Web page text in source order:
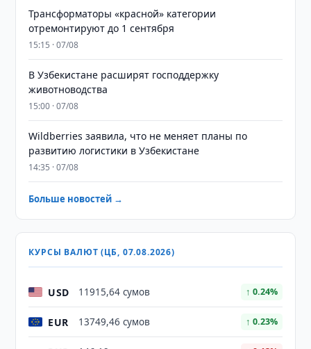
Трансформаторы «красной» категории
отремонтируют до 1 сентября
15:15 · 07/08
В Узбекистане расширят господдержку
животноводства
15:00 · 07/08
Wildberries заявила, что не меняет планы по
развитию логистики в Узбекистане
14:35 · 07/08
Больше новостей →
КУРСЫ ВАЛЮТ (ЦБ, 07.08.2026)
USD 11915,64 сумов ↑ 0.24%
EUR 13749,46 сумов ↑ 0.23%